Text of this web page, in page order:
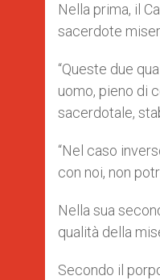
Nella prima, il
sacerdote
“Queste due
uomo, pieno di
sacerdotale,
“Nel caso
con noi, non
Nella sua
qualità della
Secondo il